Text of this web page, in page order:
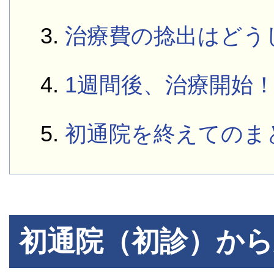
治療費の捻出はどう
1週間後、治療開始
初通院を終えてのま
初通院（初診）か